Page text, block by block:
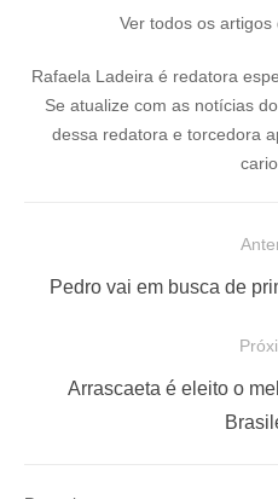
Ver todos os
Rafaela Ladeira é redatora
Se atualize com as notícias
dessa redatora e torcedora
P
Pedro vai em busca de
Arrascaeta é eleito o